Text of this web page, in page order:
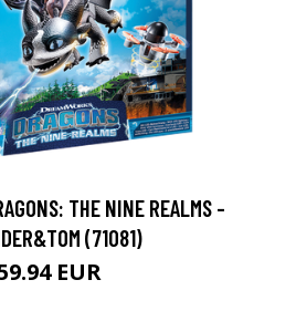
THE NINE REALMS -
(71081)
EUR